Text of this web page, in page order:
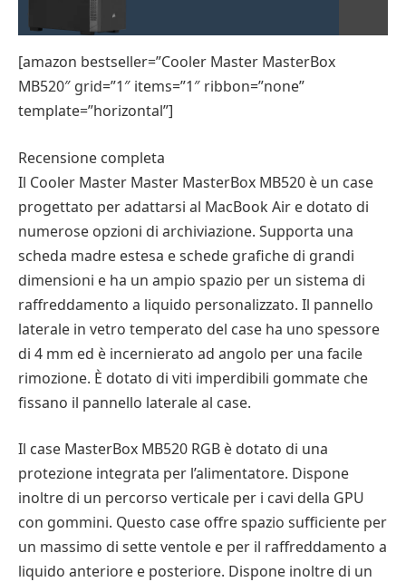
[amazon bestseller=”Cooler Master MasterBox
MB520″ grid=”1″ items=”1″ ribbon=”none”
template=”horizontal”]
Recensione completa
Il Cooler Master Master MasterBox MB520 è un case
progettato per adattarsi al MacBook Air e dotato di
numerose opzioni di archiviazione. Supporta una
scheda madre estesa e schede grafiche di grandi
dimensioni e ha un ampio spazio per un sistema di
raffreddamento a liquido personalizzato. Il pannello
laterale in vetro temperato del case ha uno spessore
di 4 mm ed è incernierato ad angolo per una facile
rimozione. È dotato di viti imperdibili gommate che
fissano il pannello laterale al case.
Il case MasterBox MB520 RGB è dotato di una
protezione integrata per l’alimentatore. Dispone
inoltre di un percorso verticale per i cavi della GPU
con gommini. Questo case offre spazio sufficiente per
un massimo di sette ventole e per il raffreddamento a
liquido anteriore e posteriore. Dispone inoltre di un